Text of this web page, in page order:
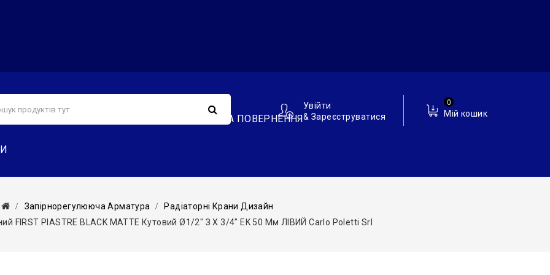
ОБМІН ТА ПОВЕРНЕННЯ Мій кошик
0
Увійти
& Зареєструватися
Запірнорегулююча Арматура
Радіаторні Крани Дизайн
FIRST PIASTRE BLACK MATTE Кутовий Ø1/2″ З X 3/4″ EK 50 Мм ЛІВИЙ Carlo Poletti Srl